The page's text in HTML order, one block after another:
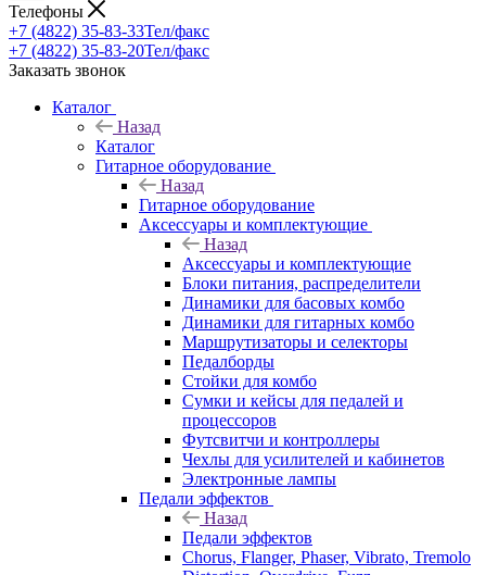
Телефоны
+7 (4822) 35-83-33Тел/факс
+7 (4822) 35-83-20Тел/факс
Заказать звонок
Каталог
Назад
Каталог
Гитарное оборудование
Назад
Гитарное оборудование
Аксессуары и комплектующие
Назад
Аксессуары и комплектующие
Блоки питания, распределители
Динамики для басовых комбо
Динамики для гитарных комбо
Маршрутизаторы и селекторы
Педалборды
Стойки для комбо
Сумки и кейсы для педалей и
процессоров
Футсвитчи и контроллеры
Чехлы для усилителей и кабинетов
Электронные лампы
Педали эффектов
Назад
Педали эффектов
Chorus, Flanger, Phaser, Vibrato, Tremolo